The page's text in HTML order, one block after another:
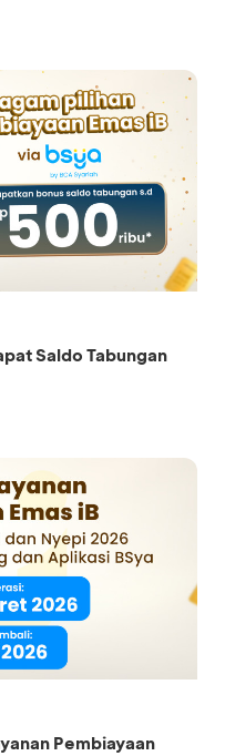
Saldo Tabungan
Pembiayaan